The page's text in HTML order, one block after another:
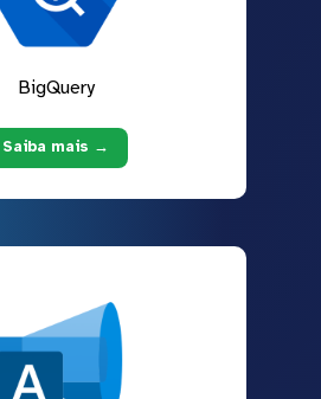
BigQuery
Saiba mais →